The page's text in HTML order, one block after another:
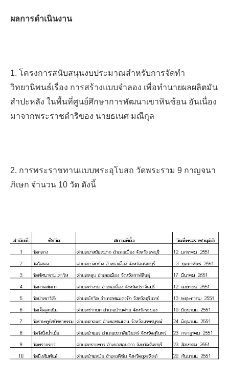
ผลการดำเนินงาน
1. โครงการสนับสนุนงบประมาณสำหรับการจัดทำ
วิทยานิพนธ์เรื่อง การสร้างแบบจำลอง เพื่อทำนายผลผลิตมัน
สำปะหลัง ในพื้นที่ศูนย์ศึกษาการพัฒนาเขาหินซ้อน อันเนื่อง
มาจากพระราชดำริของ นายธเนศ มณีกุล
2. การพระราชทานแบบพระอุโบสถ วัดพระราม 9 กาญจนา
ภิเษก จำนวน 10 วัด ดังนี้